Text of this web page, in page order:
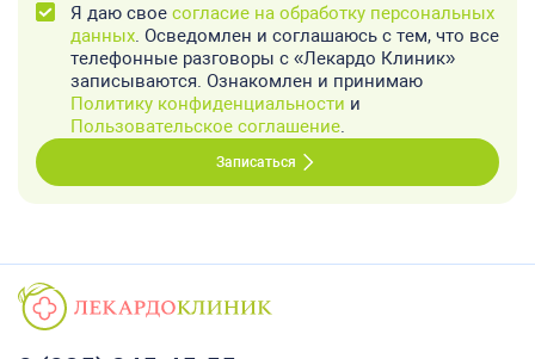
Я даю свое согласие на обработку персональных
данных. Осведомлен и соглашаюсь с тем, что все
телефонные разговоры с «Лекардо Клиник»
записываются. Ознакомлен и принимаю
Политику конфиденциальности и
Пользовательское соглашение.
Записаться